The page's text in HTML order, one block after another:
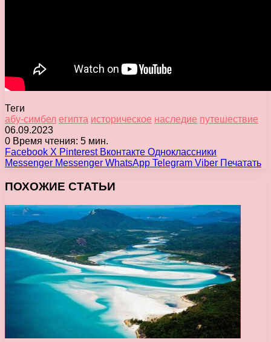
Теги
абу-симбел египта историческое наследие путешествие
06.09.2023
0 Время чтения: 5 мин.
Facebook X Pinterest Вконтакте Одноклассники
Messenger Messenger WhatsApp Telegram Viber Печатать
ПОХОЖИЕ СТАТЬИ